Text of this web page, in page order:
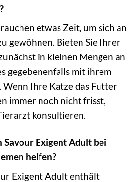
etwas Zeit, um sich an
gewöhnen. Bieten Sie Ihrer
in kleinen Mengen an
gegebenenfalls mit ihrem
Wenn Ihre Katze das Futter
immer noch nicht frisst,
konsultieren.
Savour Exigent Adult bei
helfen?
Exigent Adult enthält